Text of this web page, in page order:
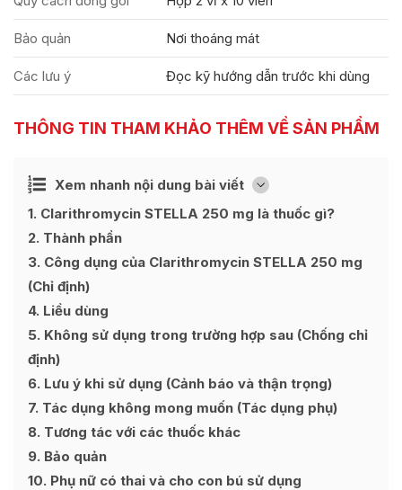
Bảo quản Nơi thoáng mát
Các lưu ý Đọc kỹ hướng dẫn trước khi dùng
THÔNG TIN THAM KHẢO THÊM VỀ SẢN PHẨM
Xem nhanh nội dung bài viết [
Ẩn
1 Clarithromycin STELLA 250 mg là thuốc gì?
2 Thành phần
3 Công dụng của Clarithromycin STELLA 250 mg
(Chỉ định)
4 Liều dùng
5 Không sử dụng trong trường hợp sau (Chống chỉ
định)
6 Lưu ý khi sử dụng (Cảnh báo và thận trọng)
7 Tác dụng không mong muốn (Tác dụng phụ)
8 Tương tác với các thuốc khác
9 Bảo quản
10 Phụ nữ có thai và cho con bú sử dụng